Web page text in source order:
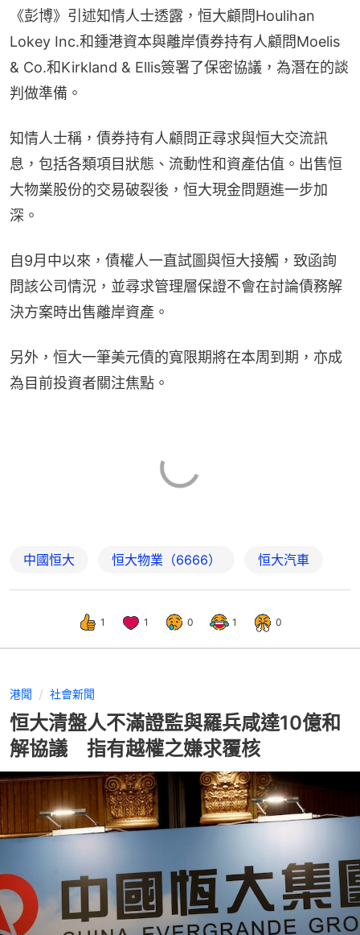
《彭博》引述知情人士透露，恒大顧問Houlihan
Lokey Inc.和鍾港資本與離岸債券持有人顧問Moelis
& Co.和Kirkland & Ellis簽署了保密協議，為潛在的談
判做準備。
知情人士稱，債券持有人顧問正尋求與恒大交流訊
息，包括各類項目狀態、流動性和資產估值。出售恒
大物業股份的交易破裂後，恒大現金問題進一步加
深。
自9月中以來，債權人一直試圖與恒大接觸，致函詢
問該公司情況，並尋求管理層保證不會在討論債務解
決方案時出售離岸資產。
另外，恒大一筆美元債的寬限期將在本周到期，亦成
為目前投資者關注焦點。
中國恒大 恒大物業（6666） 恒大汽車
1 1 0 1 0
港聞 社會新聞
恒大清盤人不滿證監與羅兵咸達10億和
解協議 指有越權之嫌求覆核